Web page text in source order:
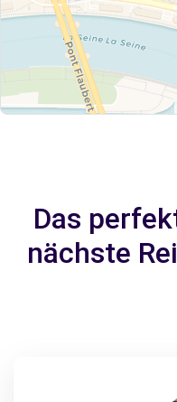
Das
nächste